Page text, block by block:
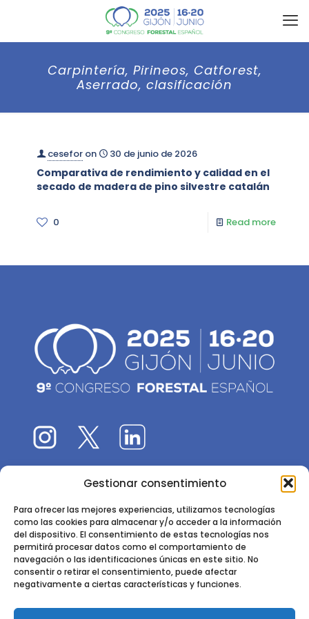
Gestionar consentimiento
Para ofrecer las mejores experiencias, utilizamos tecnologías
como las cookies para almacenar y/o acceder a la información
del dispositivo. El consentimiento de estas tecnologías nos
permitirá procesar datos como el comportamiento de
navegación o las identificaciones únicas en este sitio. No
consentir o retirar el consentimiento, puede afectar
negativamente a ciertas características y funciones.
Carpintería, Pirineos, Catforest,
Aserrado, clasificación
cesefor on 30 de junio de 2026
Comparativa de rendimiento y calidad en el
secado de madera de pino silvestre catalán
0 Read more
El 9CFE es una actividad promovida por laSociedad
Instituto de Ciencias Forestales, INIA-CSIC
Ctra. de la Coruña km 7,5 - 28040 Madrid